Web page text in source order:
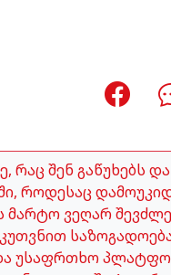
რაც შენ გაწუხებს
როდესაც
მარტო ვეღარ
უსაფრთხო